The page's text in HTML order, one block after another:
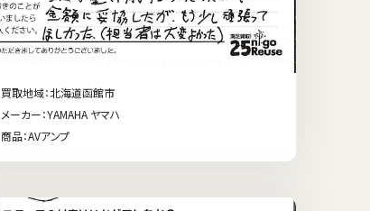
買取地域：北海道函館市
メーカー：YAMAHA ヤマハ
商品：AVアンプ